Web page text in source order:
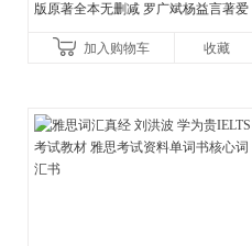
版原著全本无删减 罗广斌杨益言著爱
国青年出版社加入购物车 收藏